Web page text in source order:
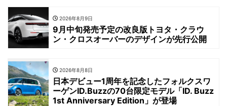
2026年8月9日
9月中旬発売予定の改良版トヨタ・クラウ
ン・クロスオーバーのデザインが先行公開
2026年8月8日
日本デビュー1周年を記念したフォルクスワ
ーゲンID.Buzzの70台限定モデル「ID. Buzz
1st Anniversary Edition」が登場